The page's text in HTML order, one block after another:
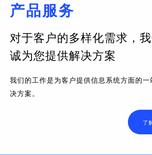
产品服务
对于客户的多样化需求，
诚为您提供解决方案
我们的工作是为客户提供信息系统方面的
决方案。
了